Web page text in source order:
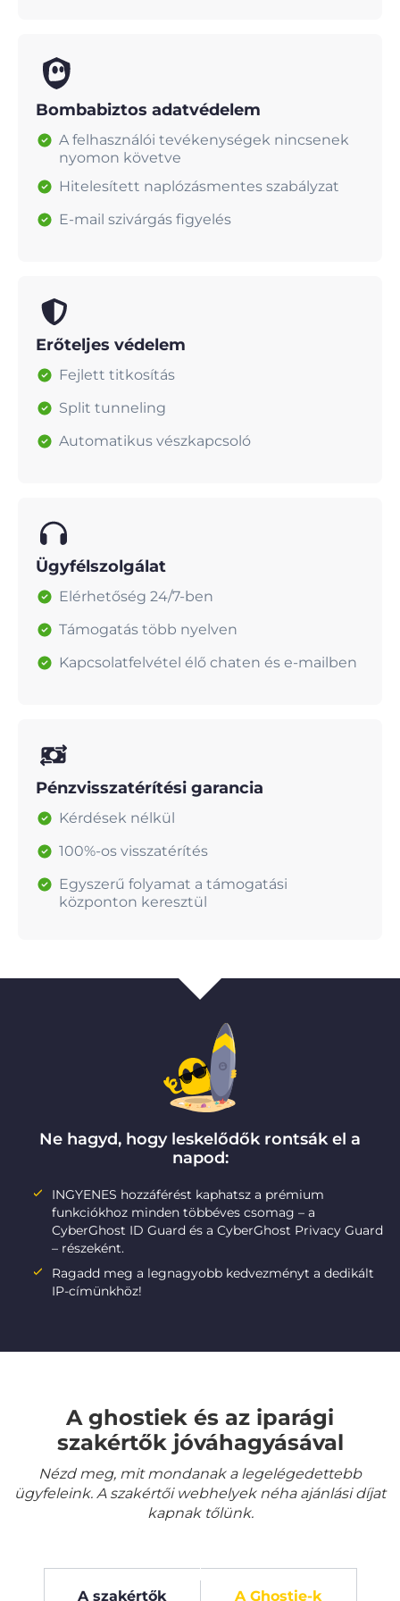
Bombabiztos adatvédelem
A felhasználói tevékenységek nincsenek
nyomon követve
Hitelesített naplózásmentes szabályzat
E-mail szivárgás figyelés
Erőteljes védelem
Fejlett titkosítás
Split tunneling
Automatikus vészkapcsoló
Ügyfélszolgálat
Elérhetőség 24/7-ben
Támogatás több nyelven
Kapcsolatfelvétel élő chaten és e-mailben
Pénzvisszatérítési garancia
Kérdések nélkül
100%-os visszatérítés
Egyszerű folyamat a támogatási
központon keresztül
Ne hagyd, hogy leskelődők rontsák el a
napod:
INGYENES hozzáférést kaphatsz a prémium
funkciókhoz minden többéves csomag – a
CyberGhost ID Guard és a CyberGhost Privacy Guard
– részeként.
Ragadd meg a legnagyobb kedvezményt a dedikált
IP-címünkhöz!
A ghostiek és az iparági
szakértők jóváhagyásával
Nézd meg, mit mondanak a legelégedettebb
ügyfeleink. A szakértői webhelyek néha ajánlási díjat
kapnak tőlünk.
A szakértők A Ghostie-k